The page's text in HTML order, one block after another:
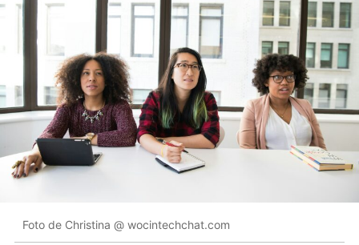
Foto de Christina @ wocintechchat.com